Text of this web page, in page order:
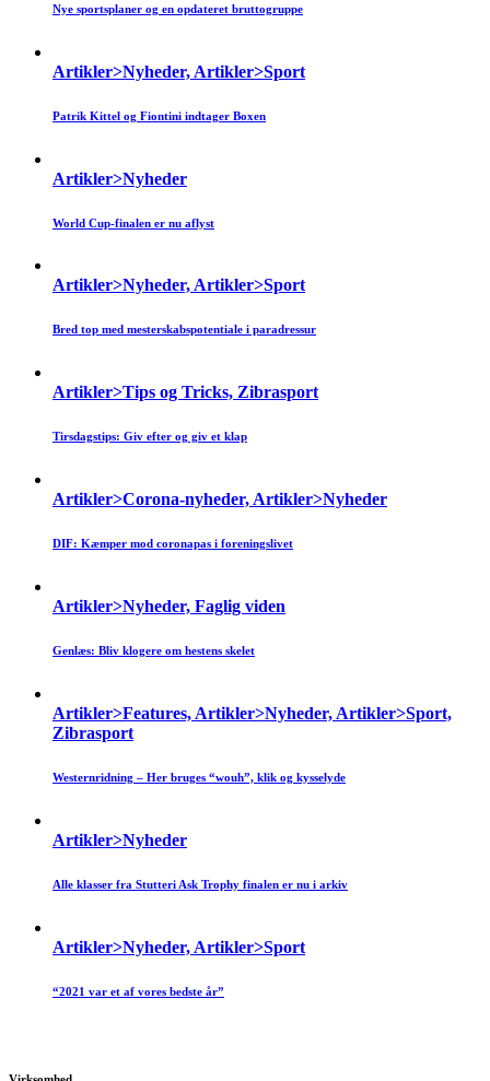
Nye sportsplaner og en opdateret bruttogruppe
Artikler>Nyheder, Artikler>Sport
Patrik Kittel og Fiontini indtager Boxen
Artikler>Nyheder
World Cup-finalen er nu aflyst
Artikler>Nyheder, Artikler>Sport
Bred top med mesterskabspotentiale i paradressur
Artikler>Tips og Tricks, Zibrasport
Tirsdagstips: Giv efter og giv et klap
Artikler>Corona-nyheder, Artikler>Nyheder
DIF: Kæmper mod coronapas i foreningslivet
Artikler>Nyheder, Faglig viden
Genlæs: Bliv klogere om hestens skelet
Artikler>Features, Artikler>Nyheder, Artikler>Sport,
Zibrasport
Westernridning – Her bruges “wouh”, klik og kysselyde
Artikler>Nyheder
Alle klasser fra Stutteri Ask Trophy finalen er nu i arkiv
Artikler>Nyheder, Artikler>Sport
“2021 var et af vores bedste år”